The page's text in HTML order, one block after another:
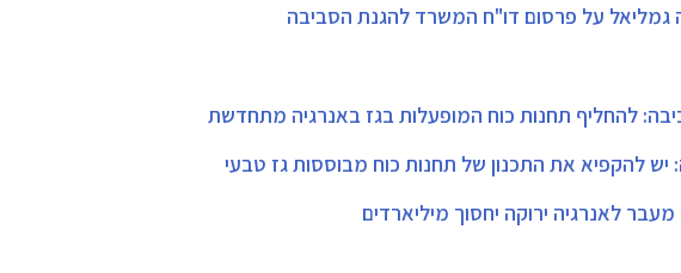
על פרסום דו"ח המשרד להגנת הסביבה
להחליף תחנות כוח המופעלות בגז באנרגיה מתחדשת
להקפיא את התכנון של תחנות כוח מבוססות גז טבעי
לאנרגיה ירוקה יחסוך מיליארדים